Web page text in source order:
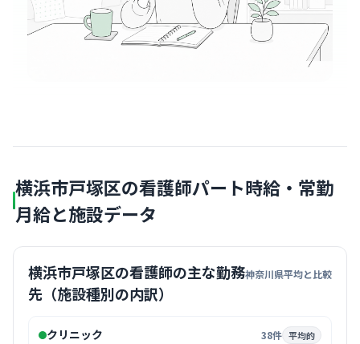
横浜市戸塚区の看護師パート時給・常勤
月給と施設データ
横浜市戸塚区の看護師の主な勤務
先（施設種別の内訳）
神奈川県平均と比較
クリニック 38件 平均的